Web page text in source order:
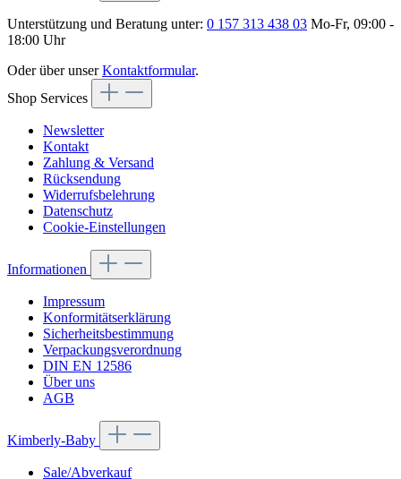
Unterstützung und Beratung unter: 0 157 313 438 03 Mo-Fr, 09:00 -
18:00 Uhr
Oder über unserKontaktformular.
Shop Services
Newsletter
Kontakt
Zahlung & Versand
Rücksendung
Widerrufsbelehrung
Datenschutz
Cookie-Einstellungen
Informationen
Impressum
Konformitätserklärung
Sicherheitsbestimmung
Verpackungsverordnung
DIN EN 12586
Über uns
AGB
Kimberly-Baby
Sale/Abverkauf